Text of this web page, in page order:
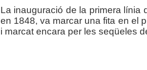
La inauguració de la primera línia
en 1848, va marcar una fita en el
i marcat encara per les seqüeles